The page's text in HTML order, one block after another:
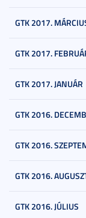
GTK 2017.
GTK 2017.
GTK 2017. JANUÁR
GTK 2016.
GTK 2016.
GTK 2016.
GTK 2016. JÚLIUS